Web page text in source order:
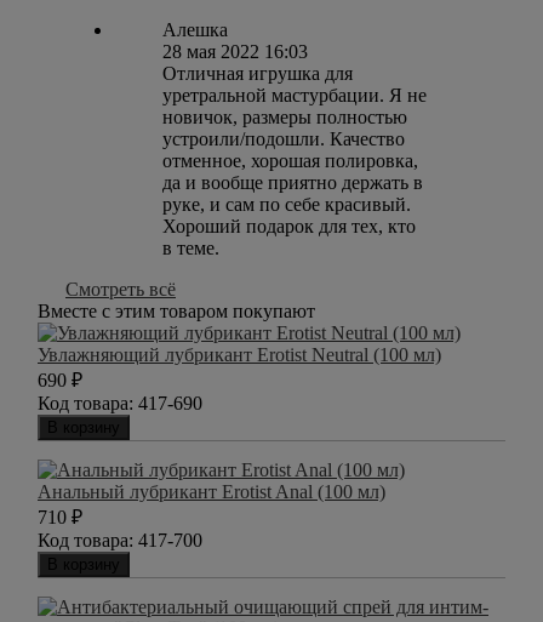
Алешка
28 мая 2022 16:03
Отличная игрушка для
уретральной мастурбации. Я не
новичок, размеры полностью
устроили/подошли. Качество
отменное, хорошая полировка,
да и вообще приятно держать в
руке, и сам по себе красивый.
Хороший подарок для тех, кто
в теме.
Смотреть всё
Вместе с этим товаром покупают
Увлажняющий лубрикант Erotist Neutral (100 мл)
690 ₽
Код товара: 417-690
В корзину
Анальный лубрикант Erotist Anal (100 мл)
710 ₽
Код товара: 417-700
В корзину